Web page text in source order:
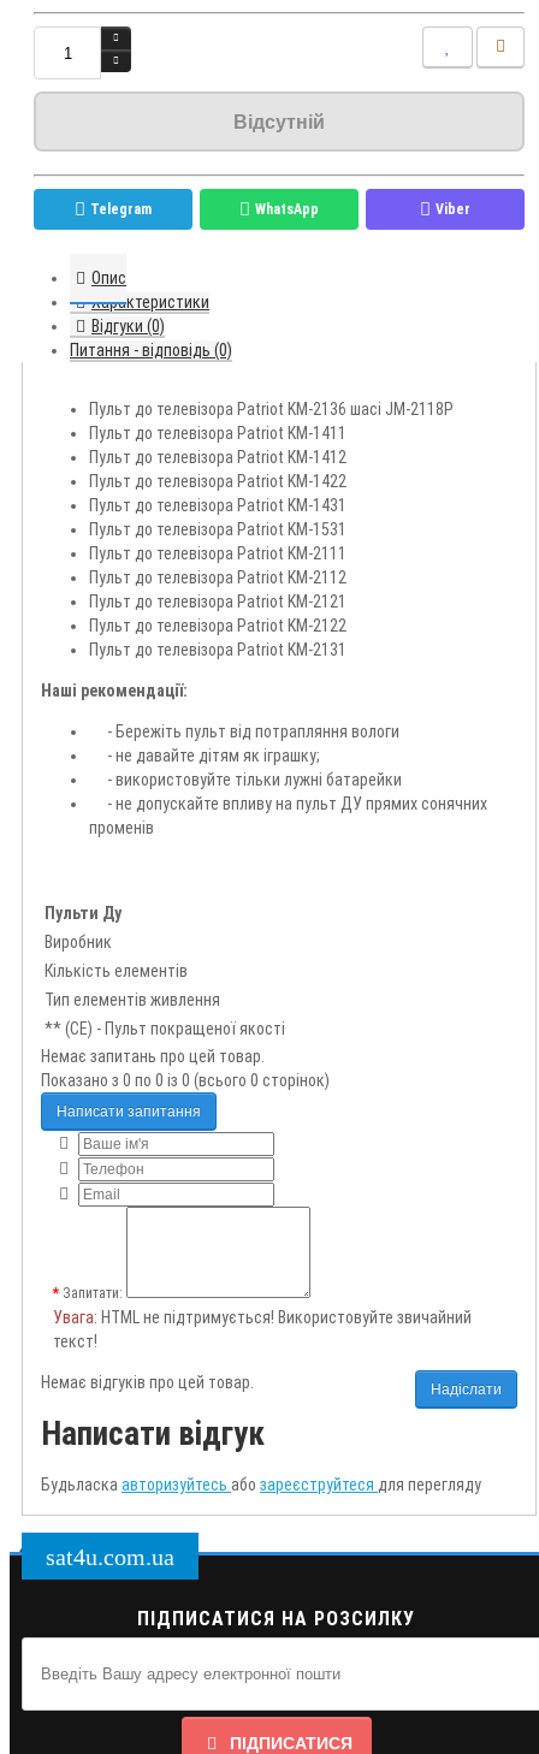
Відсутній
Telegram WhatsApp Viber
Опис
Характеристики
Відгуки (0)
Питання - відповідь (0)
Пульт до телевізора Patriot KM-2136 шасі JM-2118P
Пульт до телевізора Patriot KM-1411
Пульт до телевізора Patriot KM-1412
Пульт до телевізора Patriot KM-1422
Пульт до телевізора Patriot KM-1431
Пульт до телевізора Patriot KM-1531
Пульт до телевізора Patriot KM-2111
Пульт до телевізора Patriot KM-2112
Пульт до телевізора Patriot KM-2121
Пульт до телевізора Patriot KM-2122
Пульт до телевізора Patriot KM-2131
Наші рекомендації:
- Бережіть пульт від потрапляння вологи
- не давайте дітям як іграшку;
- використовуйте тільки лужні батарейки
- не допускайте впливу на пульт ДУ прямих сонячних
променів
Пульти Ду
Виробник
Кількість елементів
Тип елементів живлення
** (CE) - Пульт покращеної якості
Немає запитань про цей товар.
Показано з 0 по 0 із 0 (всього 0 сторінок)
Написати запитання
Запитати:
Увага: HTML не підтримується! Використовуйте звичайний
текст!
Надіслати
Немає відгуків про цей товар.
Написати відгук
Будьласка авторизуйтесь або зареєструйтеся для перегляду
sat4u.com.ua
ПІДПИСАТИСЯ НА РОЗСИЛКУ
ПІДПИСАТИСЯ